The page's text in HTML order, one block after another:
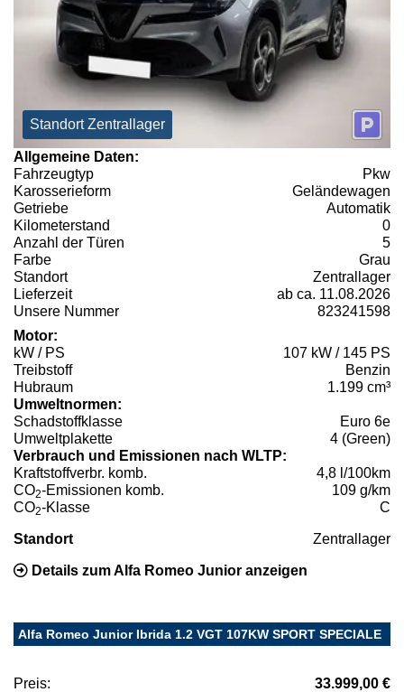
Standort Zentrallager
Allgemeine Daten:
Fahrzeugtyp
Pkw
Karosserieform
Geländewagen
Getriebe
Automatik
Kilometerstand
0
Anzahl der Türen
5
Farbe
Grau
Standort
Zentrallager
Lieferzeit
ab ca. 11.08.2026
Unsere Nummer
823241598
Motor:
kW / PS
107 kW / 145 PS
Treibstoff
Benzin
Hubraum
1.199 cm³
Umweltnormen:
Schadstoffklasse
Euro 6e
Umweltplakette
4 (Green)
Verbrauch und Emissionen nach WLTP:
Kraftstoffverbr. komb.
4,8 l/100km
CO2-Emissionen komb.
109 g/km
CO2-Klasse C
Standort Zentrallager
Details zum Alfa Romeo Junior anzeigen
Alfa Romeo Junior Ibrida 1.2 VGT 107KW SPORT SPECIALE
Preis: 33.999,00 €